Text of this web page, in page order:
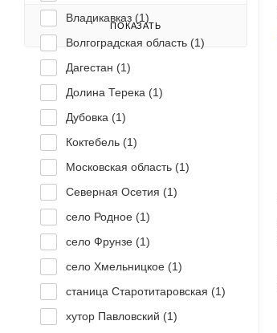
Владикавказ (1)
Волгоградская область (1)
Дагестан (1)
Долина Терека (1)
Дубовка (1)
Коктебель (1)
Московская область (1)
Северная Осетия (1)
село Родное (1)
село Фрунзе (1)
село Хмельницкое (1)
станица Старотитаровская (1)
хутор Павловский (1)
ПОКАЗАТЬ